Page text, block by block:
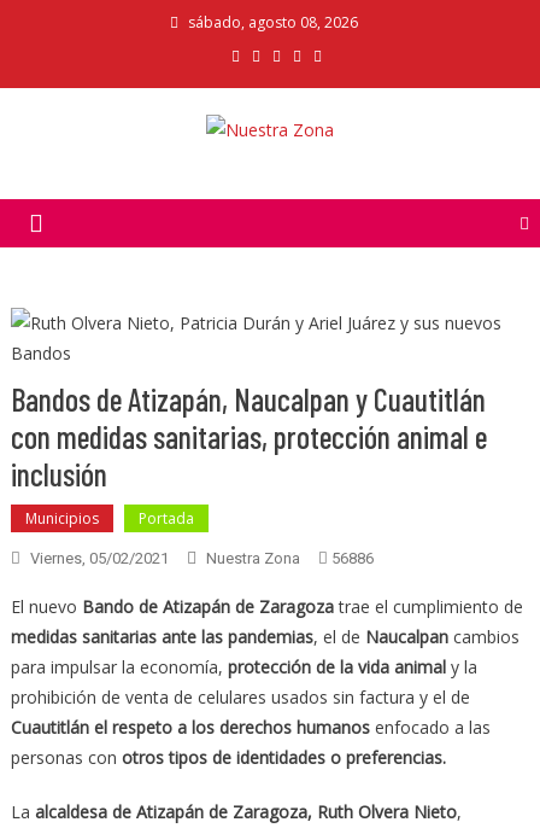
sábado, agosto 08, 2026
Bandos de Atizapán, Naucalpan y Cuautitlán
con medidas sanitarias, protección animal e
inclusión
Municipios Portada
Viernes, 05/02/2021 Nuestra Zona 56886
El nuevo Bando de Atizapán de Zaragozatrae el cumplimiento de
medidas sanitarias ante las pandemias, el de Naucalpancambios
para impulsar la economía, protección de la vida animaly la
prohibición de venta de celulares usados sin factura y el de
Cuautitlán el respeto a los derechos humanosenfocado a las
personas con otros tipos de identidades o preferencias.
La alcaldesa de Atizapán de Zaragoza, Ruth Olvera Nieto,